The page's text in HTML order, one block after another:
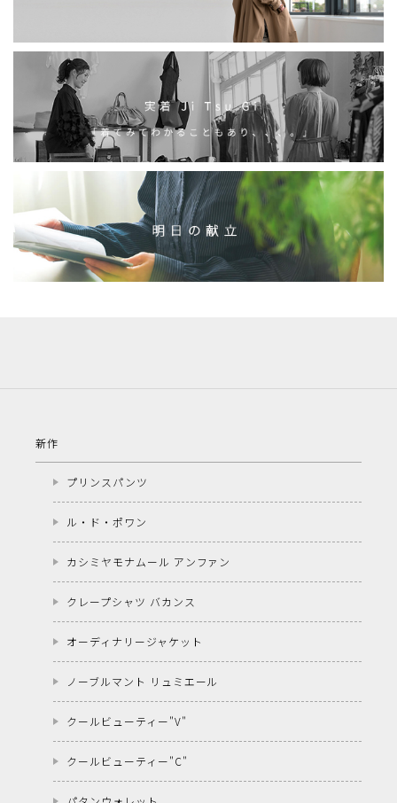
新作
プリンスパンツ
ル・ド・ポワン
カシミヤモナムール アンファン
クレープシャツ バカンス
オーディナリージャケット
ノーブルマント リュミエール
クールビューティー"V"
クールビューティー"C"